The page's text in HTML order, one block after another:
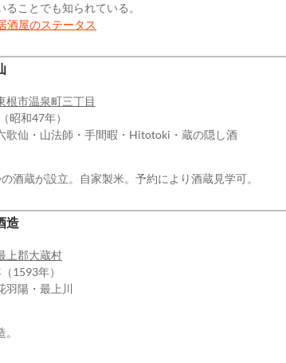
ことでも知られている。
酒屋のステータス
根市温泉町三丁目
昭和47年）
歌仙・山法師・手間暇・Hitotoki・蔵の隠し酒
酒蔵が設立。自家製米。予約により酒蔵見学可。
造
上郡大蔵村
1593年）
羽陽・最上川